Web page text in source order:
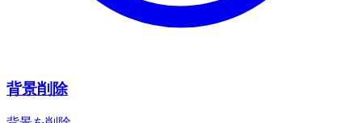
背景削除